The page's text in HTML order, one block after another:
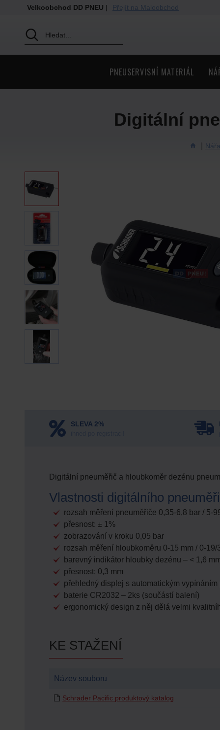
Velkoobchod DD PNEU | Přejít na Maloobchod
PNEUSERVISNÍ MATERIÁL
Digitální
SLEVA 2%
Digitální pneuměřič a hloubkoměr dezénu
Vlastnosti digitálního
rozsah měření pneuměřiče 0,35-6,8 bar / 5-
přesnost: ± 1%
zobrazování v kroku 0,05 bar
rozsah měření hloubkoměru 0-15 mm / 0-19/
barevný indikátor hloubky dezénu – < 1,6
přesnost: 0,3 mm
přehledný displej s automatickým vypínáním
baterie CR2032 – 2ks (součástí balení)
ergonomický design z něj dělá velmi
KE STAŽENÍ
Název souboru
Schrader Pacific produktový katalog